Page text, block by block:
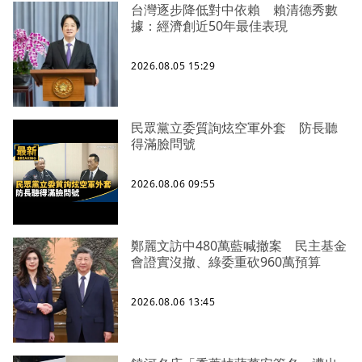
台灣逐步降低對中依賴 賴清德秀數
據：經濟創近50年最佳表現
2026.08.05 15:29
民眾黨立委質詢炫空軍外套 防長聽
得滿臉問號
2026.08.06 09:55
鄭麗文訪中480萬藍喊撤案 民主基金
會證實沒撤、綠委重砍960萬預算
2026.08.06 13:45